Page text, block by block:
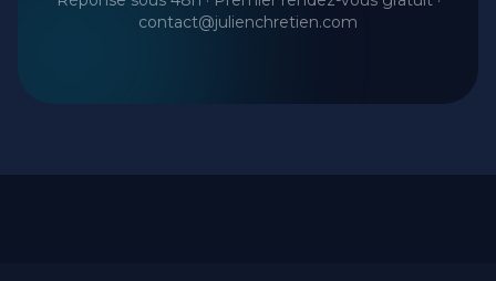
contact@julienchretien.com